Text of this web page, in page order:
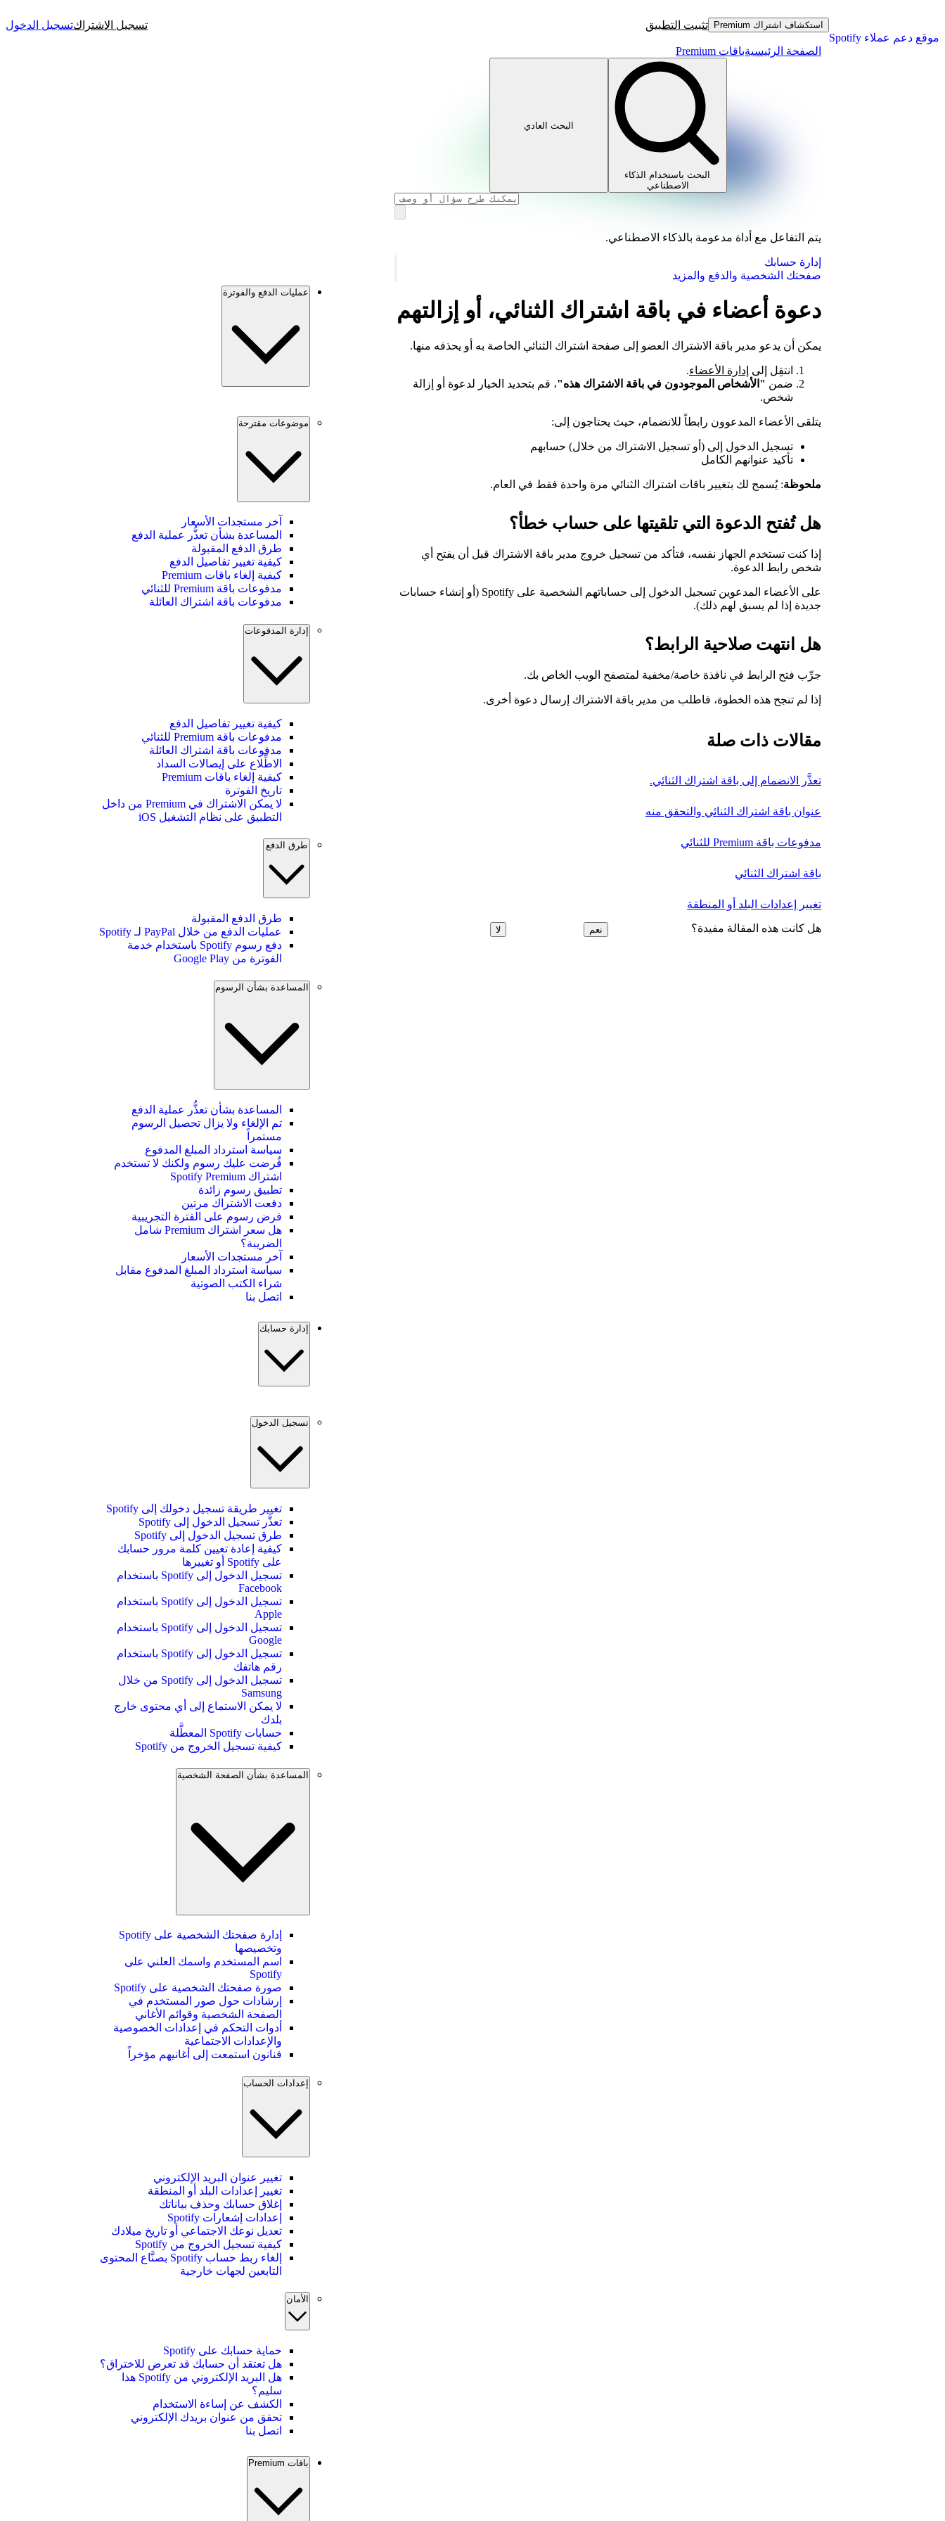
موقع دعم عملاء Spotify
استكشاف اشتراك Premium تثبيت التطبيق تسجيل الاشتراكتسجيل الدخول
الصفحة الرئيسيةباقات Premium
البحث باستخدام الذكاء
الاصطناعي
البحث العادي
يتم التفاعل مع أداة مدعومة بالذكاء الاصطناعي.
إدارة حسابك
صفحتك الشخصية والدفع والمزيد
دعوة أعضاء في باقة اشتراك الثنائي، أو إزالتهم
يمكن أن يدعو مدير باقة الاشتراك العضو إلى صفحة اشتراك الثنائي الخاصة به أو يحذفه منها.
انتقِل إلى إدارة الأعضاء.
ضمن "الأشخاص الموجودون في باقة الاشتراك هذه"، قم بتحديد الخيار لدعوة أو إزالة
شخص.
يتلقى الأعضاء المدعوون رابطاً للانضمام، حيث يحتاجون إلى:
تسجيل الدخول إلى (أو تسجيل الاشتراك من خلال) حسابهم
تأكيد عنوانهم الكامل
ملحوظة: يُسمح لك بتغيير باقات اشتراك الثنائي مرة واحدة فقط في العام.
هل تُفتح الدعوة التي تلقيتها على حساب خطأ؟
إذا كنت تستخدم الجهاز نفسه، فتأكد من تسجيل خروج مدير باقة الاشتراك قبل أن يفتح أي
شخص رابط الدعوة.
على الأعضاء المدعوين تسجيل الدخول إلى حساباتهم الشخصية على Spotify (أو إنشاء حسابات
جديدة إذا لم يسبق لهم ذلك).
هل انتهت صلاحية الرابط؟
جرِّب فتح الرابط في نافذة خاصة/مخفية لمتصفح الويب الخاص بك.
إذا لم تنجح هذه الخطوة، فاطلب من مدير باقة الاشتراك إرسال دعوة أخرى.
مقالات ذات صلة
تعذَّر الانضمام إلى باقة اشتراك الثنائي.
عنوان باقة اشتراك الثنائي والتحقق منه
مدفوعات باقة Premium للثنائي
باقة اشتراك الثنائي
تغيير إعدادات البلد أو المنطقة
هل كانت هذه المقالة مفيدة؟ نعم لا
عمليات الدفع والفوترة
موضوعات مقترحة
آخر مستجدات الأسعار
المساعدة بشأن تعذُّر عملية الدفع
طرق الدفع المقبولة
كيفية تغيير تفاصيل الدفع
كيفية إلغاء باقات Premium
مدفوعات باقة Premium للثنائي
مدفوعات باقة اشتراك العائلة
إدارة المدفوعات
كيفية تغيير تفاصيل الدفع
مدفوعات باقة Premium للثنائي
مدفوعات باقة اشتراك العائلة
الاطِّلاع على إيصالات السداد
كيفية إلغاء باقات Premium
تاريخ الفوترة
لا يمكن الاشتراك في Premium من داخل
التطبيق على نظام التشغيل iOS
طرق الدفع
طرق الدفع المقبولة
عمليات الدفع من خلال PayPal لـ Spotify
دفع رسوم Spotify باستخدام خدمة
الفوترة من Google Play
المساعدة بشأن الرسوم
المساعدة بشأن تعذُّر عملية الدفع
تم الإلغاء ولا يزال تحصيل الرسوم
مستمراً
سياسة استرداد المبلغ المدفوع
فُرضت عليك رسوم ولكنك لا تستخدم
اشتراك Spotify Premium
تطبيق رسوم زائدة
دفعت الاشتراك مرتين
فرض رسوم على الفترة التجريبية
هل سعر اشتراك Premium شامل
الضريبة؟
آخر مستجدات الأسعار
سياسة استرداد المبلغ المدفوع مقابل
شراء الكتب الصوتية
اتصل بنا
إدارة حسابك
تسجيل الدخول
تغيير طريقة تسجيل دخولك إلى Spotify
تعذَّر تسجيل الدخول إلى Spotify
طرق تسجيل الدخول إلى Spotify
كيفية إعادة تعيين كلمة مرور حسابك
على Spotify أو تغييرها
تسجيل الدخول إلى Spotify باستخدام
Facebook
تسجيل الدخول إلى Spotify باستخدام
Apple
تسجيل الدخول إلى Spotify باستخدام
Google
تسجيل الدخول إلى Spotify باستخدام
رقم هاتفك
تسجيل الدخول إلى Spotify من خلال
Samsung
لا يمكن الاستماع إلى أي محتوى خارج
بلدك
حسابات Spotify المعطَّلة
كيفية تسجيل الخروج من Spotify
المساعدة بشأن الصفحة الشخصية
إدارة صفحتك الشخصية على Spotify
وتخصيصها
اسم المستخدم واسمك العلني على
Spotify
صورة صفحتك الشخصية على Spotify
إرشادات حول صور المستخدم في
الصفحة الشخصية وقوائم الأغاني
أدوات التحكم في إعدادات الخصوصية
والإعدادات الاجتماعية
فنانون استمعت إلى أغانيهم مؤخراً
إعدادات الحساب
تغيير عنوان البريد الإلكتروني
تغيير إعدادات البلد أو المنطقة
إغلاق حسابك وحذف بياناتك
إعدادات إشعارات Spotify
تعديل نوعك الاجتماعي أو تاريخ ميلادك
كيفية تسجيل الخروج من Spotify
إلغاء ربط حساب Spotify بصنَّاع المحتوى
التابعين لجهات خارجية
الأمان
حماية حسابك على Spotify
هل تعتقد أن حسابك قد تعرض للاختراق؟
هل البريد الإلكتروني من Spotify هذا
سليم؟
الكشف عن إساءة الاستخدام
تحقق من عنوان بريدك الإلكتروني
اتصل بنا
باقات Premium